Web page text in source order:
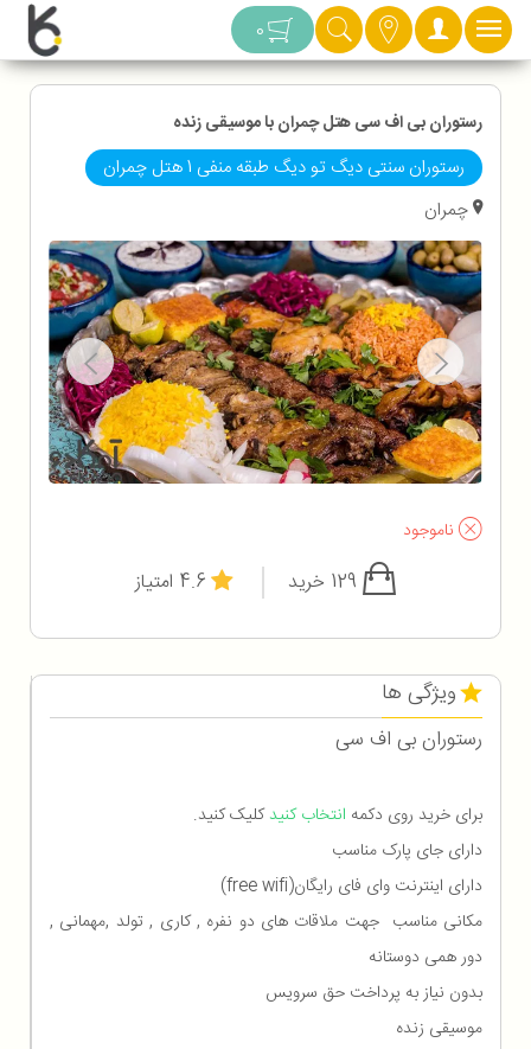
دسته بندی 0
رستوران بی اف سی هتل چمران با موسیقی زنده
رستوران سنتی دیگ تو دیگ طبقه منفی 1 هتل چمران
چمران
ناموجود
4.6 امتیاز
ویژگی ها
رستوران بی اف سی
برای خرید روی دکمه انتخاب کنیدکلیک کنید.
دارای جای پارک مناسب
دارای اینترنت وای فای رایگان(free wifi)
مکانی مناسب جهت ملاقات های دو نفره , کاری , تولد ,مهمانی ,
دور همی دوستانه
بدون نیاز به پرداخت حق سرویس
موسیقی زنده